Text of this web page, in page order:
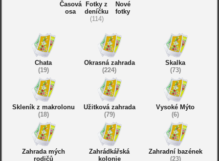
Časová
osa
Fotky z
deníčku
(114)
Nové
fotky
Chata
(19)
Okrasná zahrada
(224)
Skalka
(73)
Skleník z makrolonu
(18)
Užitková zahrada
(79)
Vysoké Mýto
(6)
Zahrada mých
rodičů
Zahrádkářská
kolonie
Zahradní bazének
(23)